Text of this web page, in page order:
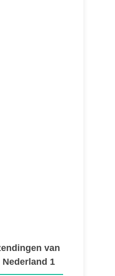
van
1